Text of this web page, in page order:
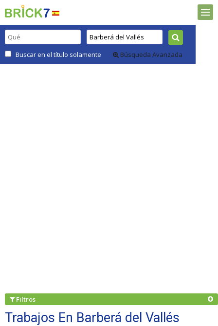
Buscar en el título solamente Búsqueda Avanzada
Filtros
Trabajos En Barberá del Vallés